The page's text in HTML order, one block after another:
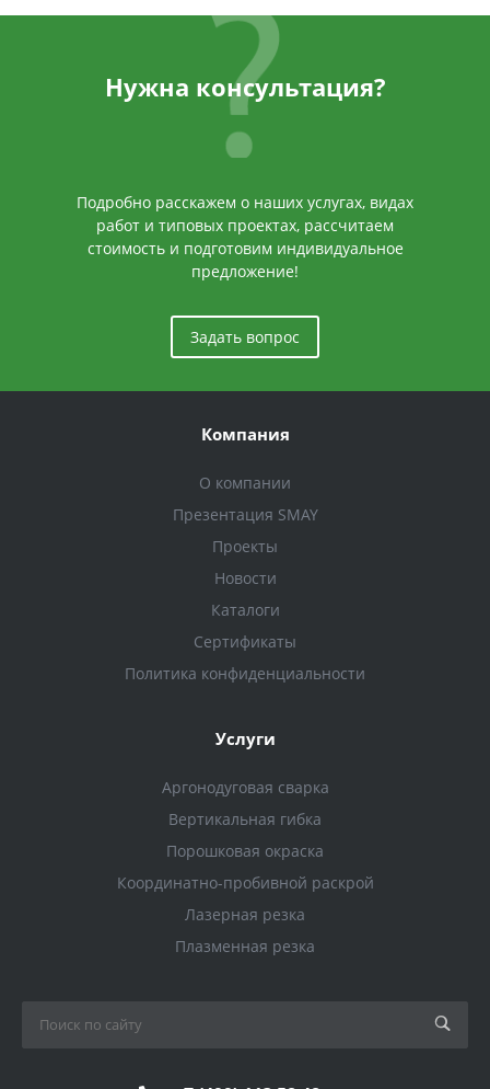
Нужна консультация?
Подробно расскажем о наших услугах, видах
работ и типовых проектах, рассчитаем
стоимость и подготовим индивидуальное
предложение!
Задать вопрос
Компания
О компании
Презентация SMAY
Проекты
Новости
Каталоги
Сертификаты
Политика конфиденциальности
Услуги
Аргонодуговая сварка
Вертикальная гибка
Порошковая окраска
Координатно-пробивной раскрой
Лазерная резка
Плазменная резка